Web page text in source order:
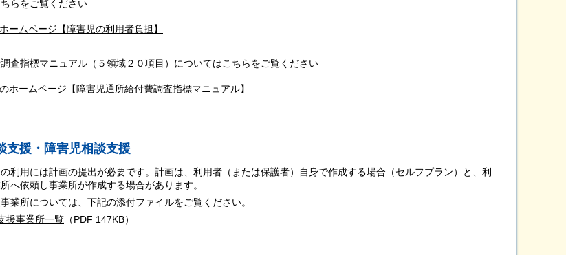
らをご覧ください
ームページ【障害児の利用者負担】
調査指標マニュアル（５領域２０項目）についてはこちらをご覧ください
ホームページ【障害児通所給付費調査指標マニュアル】
支援・障害児相談支援
利用には計画の提出が必要です。計画は、利用者（または保護者）自身で作成する場合（セルフプラン）と、利
へ依頼し事業所が作成する場合があります。
業所については、下記の添付ファイルをご覧ください。
援事業所一覧 （PDF 147KB）